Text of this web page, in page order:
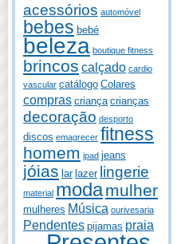
acessórios automóvel
bebes bebé
beleza boutique fitness
brincos calçado cardio
vascular catálogo Colares
compras criança crianças
decoração desporto
discos emagrecer fitness
homem ipad jeans
jóias lar lazer lingerie
material modamulher
mulheres Música ourivesaria
Pendentes pijamas praia